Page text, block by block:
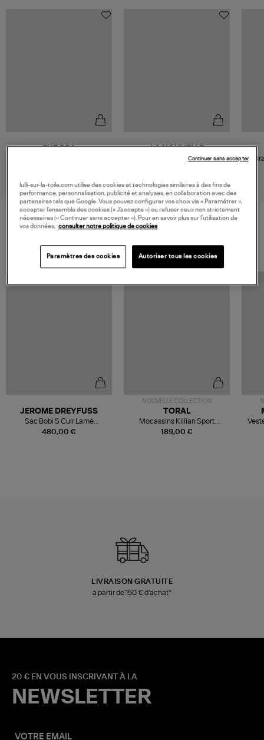
BYE BRA LA NOUVELLE
Soutien-gorge Bandeau
480,00 €
JEROME DREYFUSS
Sac Bobi S Cuir Lamé
Champagne
NOUVELLE COLLECTION
189,00 €
TORAL
Mocassins Killian Sport
Mousse
LIVRAISON GRATUITE
à partir de 150 € d'achat*
20 € EN VOUS INSCRIVANT À LA
NEWSLETTER
lulli-sur-la-toile.com utilise des cookies et technologies similaires à des fins de
performance, personnalisation, publicité et analyses, en collaboration avec des
partenaires tels que Google. Vous pouvez configurer vos choix via « Paramétrer »,
accepter l’ensemble des cookies (« J’accepte ») ou refuser ceux non strictement
nécessaires (« Continuer sans accepter »). Pour en savoir plus sur l’utilisation de
vos données, consulter notre politique de cookies
Paramètres des cookies Autoriser tous les cookies
Continuer sans accepter